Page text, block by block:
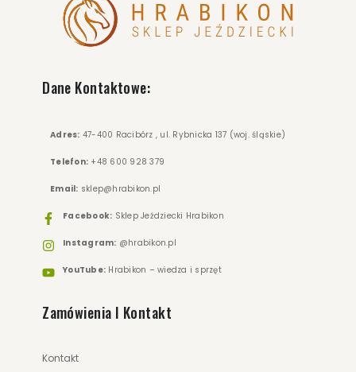
Dane Kontaktowe:
Adres: 47-400 Racibórz , ul. Rybnicka 137 (woj. śląskie)
Telefon: +48 600 928 379
Email: sklep@hrabikon.pl
Facebook: Sklep Jeździecki Hrabikon
Instagram: @hrabikon.pl
YouTube: Hrabikon – wiedza i sprzęt
Zamówienia I Kontakt
Kontakt